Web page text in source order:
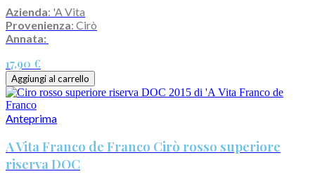
Azienda: 'A Vita
Provenienza: Cirò
Annata:
17,90 €
Aggiungi al carrello
Anteprima
A Vita Franco de Franco Cirò rosso superiore
riserva DOC